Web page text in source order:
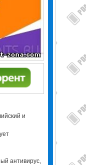
и
антивирус,